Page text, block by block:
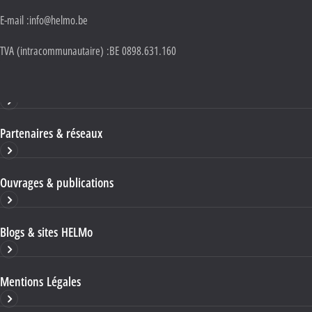
E-mail :info@helmo.be
TVA (intracommunautaire) :BE 0898.631.160
Partenaires & réseaux
Ouvrages & publications
Blogs & sites HELMo
Mentions Légales